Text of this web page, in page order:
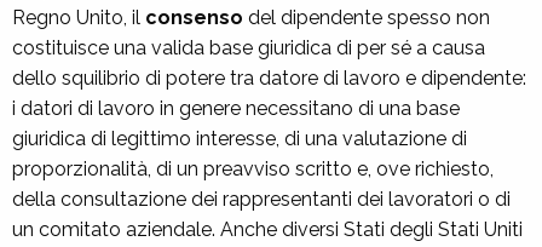
Regno Unito, il consenso del dipendente spesso non
costituisce una valida base giuridica di per sé a causa
dello squilibrio di potere tra datore di lavoro e dipendente:
i datori di lavoro in genere necessitano di una base
giuridica di legittimo interesse, di una valutazione di
proporzionalità, di un preavviso scritto e, ove richiesto,
della consultazione dei rappresentanti dei lavoratori o di
un comitato aziendale. Anche diversi Stati degli Stati Uniti